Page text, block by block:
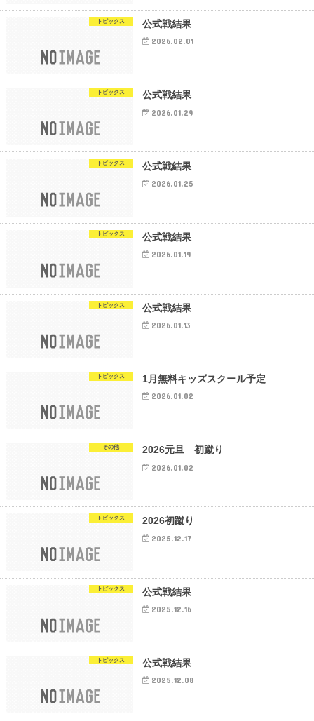
トピックス 公式戦結果
2026.02.01
トピックス 公式戦結果
2026.01.29
トピックス 公式戦結果
2026.01.25
トピックス 公式戦結果
2026.01.19
トピックス 公式戦結果
2026.01.13
トピックス 1月無料キッズスクール予定
2026.01.02
その他 2026元旦 初蹴り
2026.01.02
トピックス 2026初蹴り
2025.12.17
トピックス 公式戦結果
2025.12.16
トピックス 公式戦結果
2025.12.08